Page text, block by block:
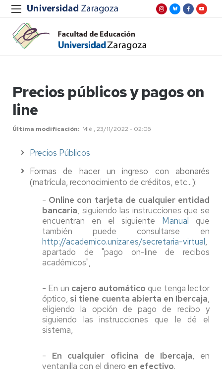
Precios públicos y pagos on
line
Última modificación Mié , 23/11/2022 - 02:06
Precios Públicos
Formas de hacer un ingreso con abonarés
(matrícula, reconocimiento de créditos, etc...):
- Online con tarjeta de cualquier entidad
bancaria, siguiendo las instrucciones que se
encuentran en el siguiente Manual que
también puede consultarse en
http://academico.unizar.es/secretaria-virtual,
apartado de "pago on-line de recibos
académicos",
- En un cajero automático que tenga lector
óptico, si tiene cuenta abierta en Ibercaja,
eligiendo la opción de pago de recibo y
siguiendo las instrucciones que le dé el
sistema,
- En cualquier oficina de Ibercaja, en
ventanilla con el dinero en efectivo.